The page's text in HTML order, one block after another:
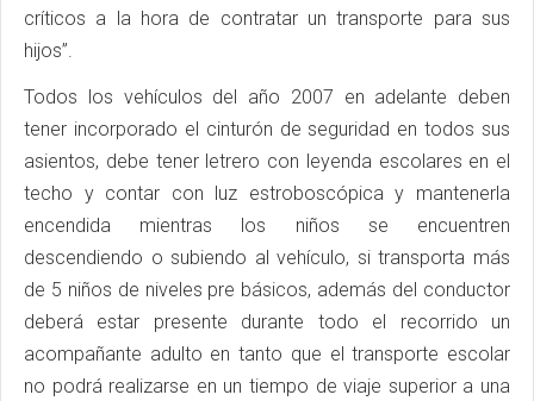
críticos a la hora de contratar un transporte para sus
hijos”.
Todos los vehículos del año 2007 en adelante deben
tener incorporado el cinturón de seguridad en todos sus
asientos, debe tener letrero con leyenda escolares en el
techo y contar con luz estroboscópica y mantenerla
encendida mientras los niños se encuentren
descendiendo o subiendo al vehículo, si transporta más
de 5 niños de niveles pre básicos, además del conductor
deberá estar presente durante todo el recorrido un
acompañante adulto en tanto que el transporte escolar
no podrá realizarse en un tiempo de viaje superior a una